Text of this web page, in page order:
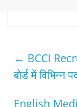
← BCCI
बोर्ड में विभिन्‍न
English